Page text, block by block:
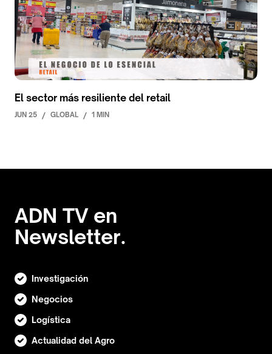
El sector más resiliente del retail
JUN 25 / GLOBAL / 1 MIN
ADN TV en
Newsletter.
Investigación
Negocios
Logística
Actualidad del Agro